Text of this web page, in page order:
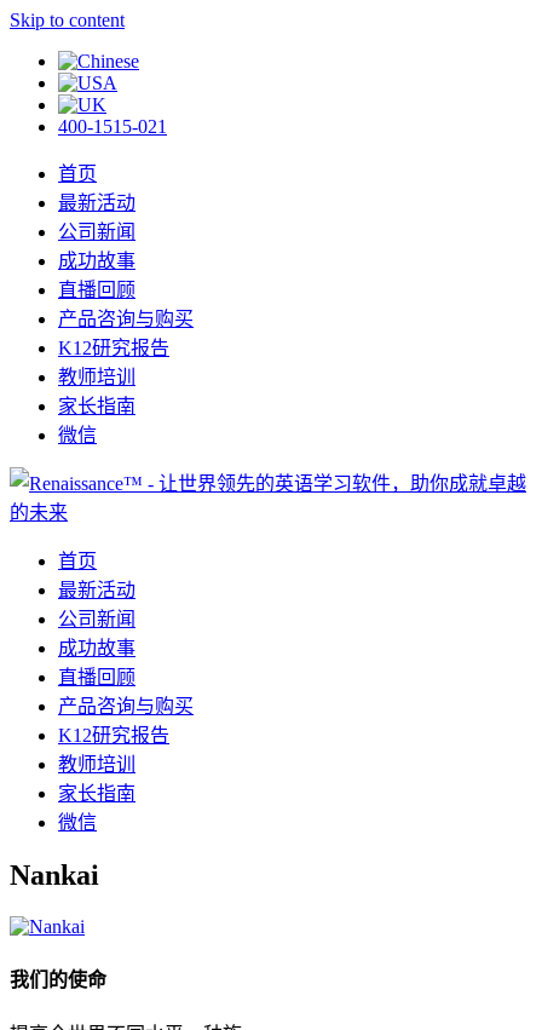
Skip to content
400-1515-021
首页
最新活动
公司新闻
成功故事
直播回顾
产品咨询与购买
K12研究报告
教师培训
家长指南
微信
首页
最新活动
公司新闻
成功故事
直播回顾
产品咨询与购买
K12研究报告
教师培训
家长指南
微信
Nankai
我们的使命